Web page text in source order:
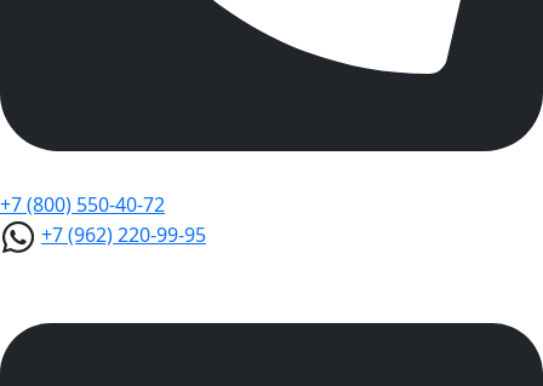
+7 (800) 550-40-72
+7 (962) 220-99-95